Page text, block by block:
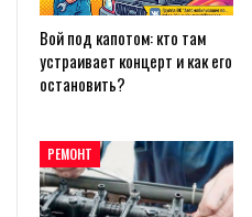
Вой под капотом: кто там
устраивает концерт и как его
остановить?
РЕМОНТ